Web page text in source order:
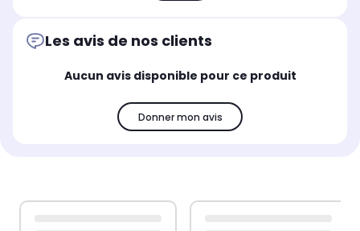
Les avis de nos clients
Aucun avis disponible pour ce produit
Donner mon avis